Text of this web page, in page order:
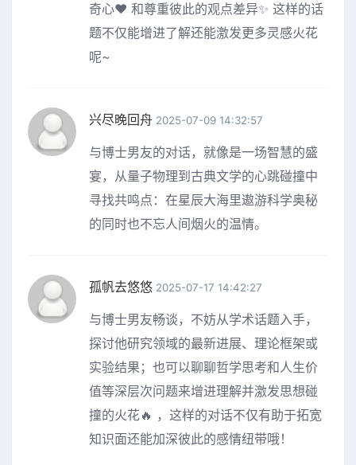
奇心❤️ 和尊重彼此的观点差异✨ 这样的话
题不仅能增进了解还能激发更多灵感火花
呢~
兴尽晚回舟2025-07-09 14:32:57
与博士男友的对话，就像是一场智慧的盛
宴，从量子物理到古典文学的心跳碰撞中
寻找共鸣点：在星辰大海里遨游科学奥秘
的同时也不忘人间烟火的温情。
孤帆去悠悠2025-07-17 14:42:27
与博士男友畅谈，不妨从学术话题入手，
探讨他研究领域的最新进展、理论框架或
实验结果；也可以聊聊哲学思考和人生价
值等深层次问题来增进理解并激发思想碰
撞的火花🔥 ，这样的对话不仅有助于拓宽
知识面还能加深彼此的感情纽带哦！